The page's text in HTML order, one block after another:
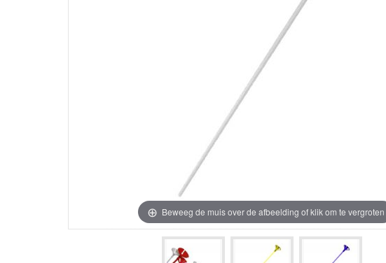
Beweeg de muis over de afbeelding of klik om te vergroten